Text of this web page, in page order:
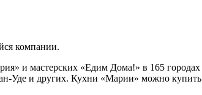
компании.
и мастерских «Едим Дома!» в 165
Уде и других. Кухни «Марии» можно